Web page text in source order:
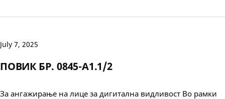
July 7, 2025
ПОВИК БР. 0845-А1.1/2
За ангажирање на лице за дигитална видливост Во рамки